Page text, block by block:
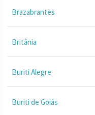
Brazabrantes
Britânia
Buriti Alegre
Buriti de Goiás